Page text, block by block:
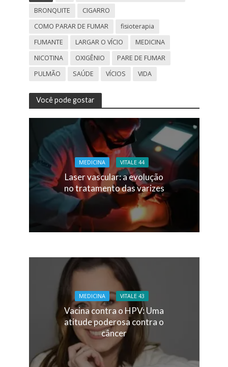
BRONQUITE
CIGARRO
COMO PARAR DE FUMAR
fisioterapia
FUMANTE
LARGAR O VÍCIO
MEDICINA
NICOTINA
OXIGÊNIO
PARE DE FUMAR
PULMÃO
SAÚDE VÍCIOS VIDA
Você pode gostar
MEDICINA VITALE 44
Laser vascular: a evolução
no tratamento das varizes
MEDICINA VITALE 43
Vacina contra o HPV: Uma
atitude poderosa contra o
câncer